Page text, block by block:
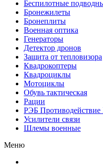
Беспилотные
Бронежилеты
Бронеплиты
Военная оптика
Генераторы
Детектор дронов
Защита от тепловизора
Квадрокоптеры
Квадроциклы
Мотоциклы
Обувь тактическая
Рации
РЭБ
Усилители связи
Шлемы военные
Меню